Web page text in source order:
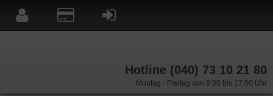
Hotline (040) 73 10 21 80
Montag - Freitag von 9:00 bis 17:00 Uhr